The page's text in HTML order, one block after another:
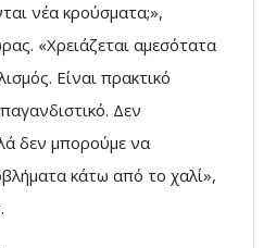
νέα κρούσματα;»,
«Χρειάζεται αμεσότατα
Είναι πρακτικό
Δεν
δεν μπορούμε να
κάτω από το χαλί»,